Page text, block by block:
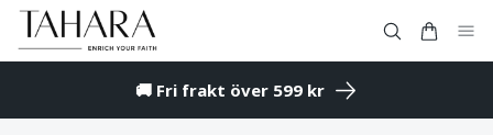
🚚 Fri frakt över 599 kr